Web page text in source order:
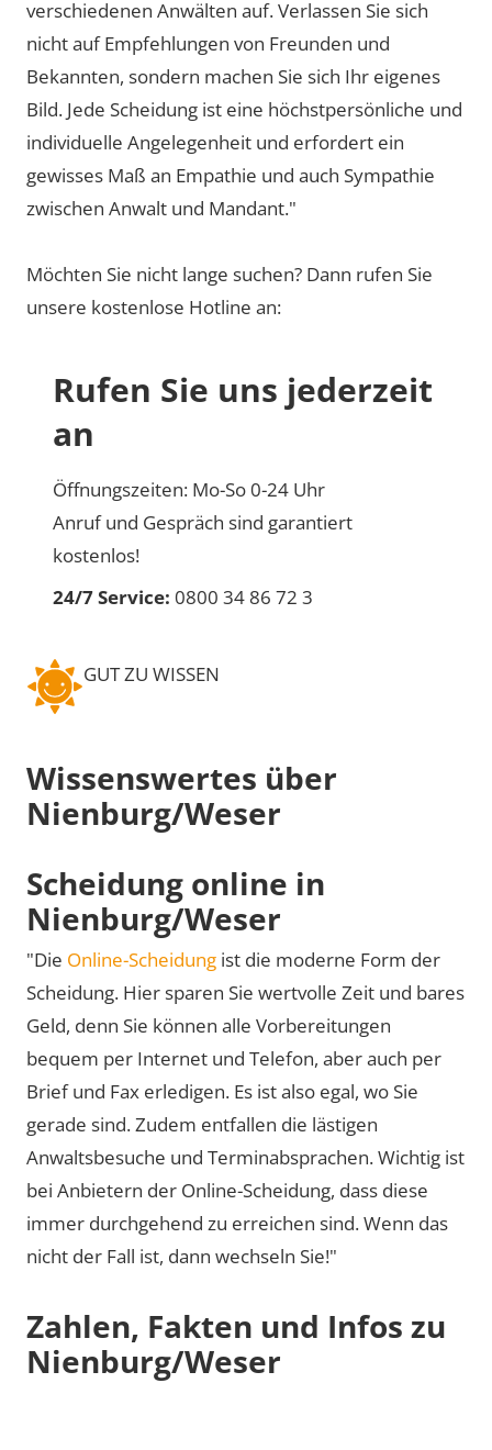
verschiedenen Anwälten auf. Verlassen Sie sich
nicht auf Empfehlungen von Freunden und
Bekannten, sondern machen Sie sich Ihr eigenes
Bild. Jede Scheidung ist eine höchstpersönliche und
individuelle Angelegenheit und erfordert ein
gewisses Maß an Empathie und auch Sympathie
zwischen Anwalt und Mandant."
Möchten Sie nicht lange suchen? Dann rufen Sie
unsere kostenlose Hotline an:
Rufen Sie uns jederzeit
an
Öffnungszeiten: Mo-So 0-24 Uhr
Anruf und Gespräch sind garantiert
kostenlos!
24/7 Service: 0800 34 86 72 3
GUT ZU WISSEN
Wissenswertes über
Nienburg/Weser
Scheidung online in
Nienburg/Weser
"Die Online-Scheidung ist die moderne Form der
Scheidung. Hier sparen Sie wertvolle Zeit und bares
Geld, denn Sie können alle Vorbereitungen
bequem per Internet und Telefon, aber auch per
Brief und Fax erledigen. Es ist also egal, wo Sie
gerade sind. Zudem entfallen die lästigen
Anwaltsbesuche und Terminabsprachen. Wichtig ist
bei Anbietern der Online-Scheidung, dass diese
immer durchgehend zu erreichen sind. Wenn das
nicht der Fall ist, dann wechseln Sie!"
Zahlen, Fakten und Infos zu
Nienburg/Weser